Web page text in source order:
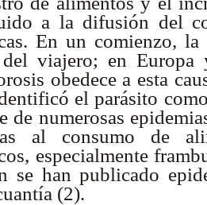
a la difusión del
En un comienzo,
del viajero; en
obedece a esta
el parásito
de numerosas
al consumo de
especialmente
se han publicado
(2).